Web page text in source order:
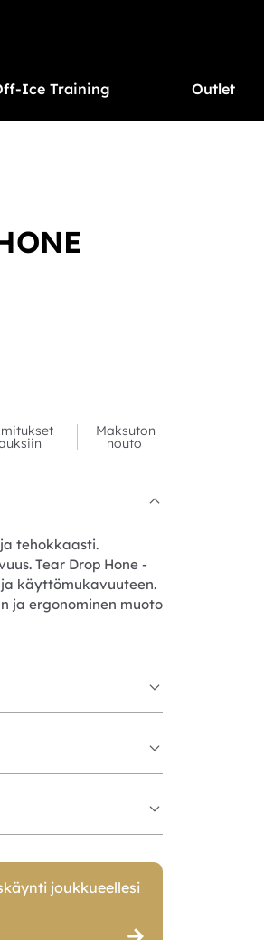
Ice Training Outlet
Maksuton
nouto
tehokkaasti.
Tear Drop Hone -
käyttömukavuuteen.
ja ergonominen muoto
joukkueellesi